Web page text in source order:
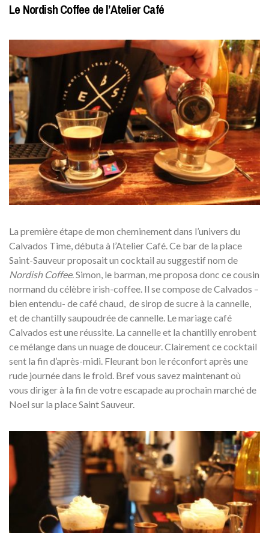
Le Nordish Coffee de l’Atelier Café
La première étape de mon cheminement dans l’univers du
Calvados Time, débuta à l’Atelier Café. Ce bar de la place
Saint-Sauveur proposait un cocktail au suggestif nom de
Nordish Coffee. Simon, le barman, me proposa donc ce cousin
normand du célèbre irish-coffee. Il se compose de Calvados –
bien entendu- de café chaud, de sirop de sucre à la cannelle,
et de chantilly saupoudrée de cannelle. Le mariage café
Calvados est une réussite. La cannelle et la chantilly enrobent
ce mélange dans un nuage de douceur. Clairement ce cocktail
sent la fin d’après-midi. Fleurant bon le réconfort après une
rude journée dans le froid. Bref vous savez maintenant où
vous diriger à la fin de votre escapade au prochain marché de
Noel sur la place Saint Sauveur.